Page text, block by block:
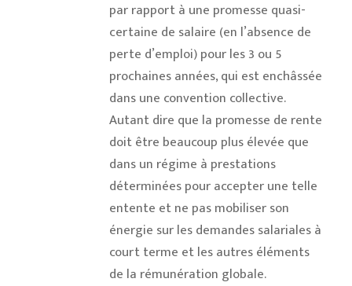
par rapport à une promesse quasi-
certaine de salaire (en l’absence de
perte d’emploi) pour les 3 ou 5
prochaines années, qui est enchâssée
dans une convention collective.
Autant dire que la promesse de rente
doit être beaucoup plus élevée que
dans un régime à prestations
déterminées pour accepter une telle
entente et ne pas mobiliser son
énergie sur les demandes salariales à
court terme et les autres éléments
de la rémunération globale.